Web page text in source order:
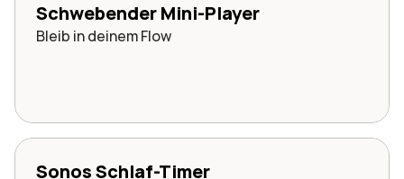
Schwebender Mini-Player
Bleib in deinem Flow
Sonos Schlaf-Timer